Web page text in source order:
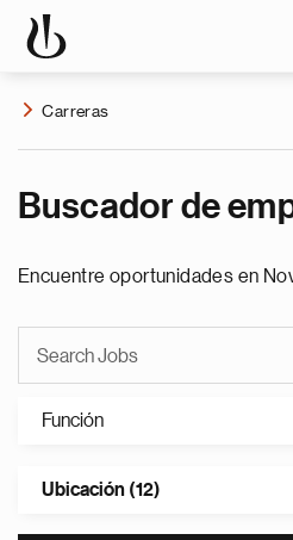
Carreras
Buscador de
Encuentre oportunidades en
Función
Ubicación (12)